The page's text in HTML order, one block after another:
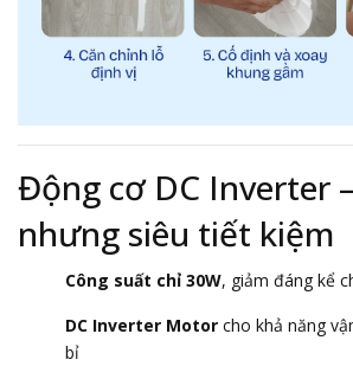
Động cơ DC Inverter
nhưng siêu tiết kiệm
Công suất chỉ 30W, giảm đáng kể
DC Inverter Motor cho khả năng
bỉ